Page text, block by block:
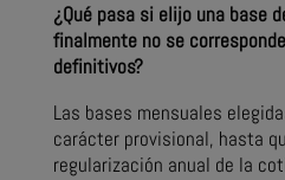
¿Qué pasa si elijo una base
finalmente no se
definitivos?
Las bases mensuales
carácter provisional, hasta
regularización anual de la